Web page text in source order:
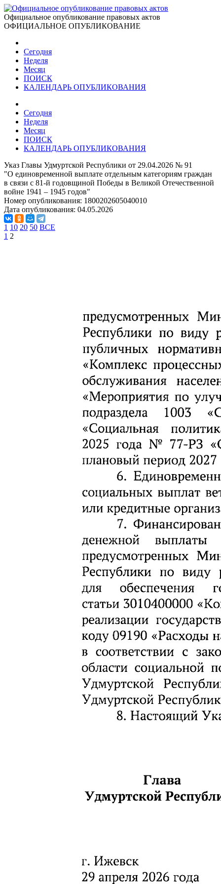
Официальное опубликование правовых актов
ОФИЦИАЛЬНОЕ ОПУБЛИКОВАНИЕ
Сегодня
Неделя
Месяц
ПОИСК
КАЛЕНДАРЬ ОПУБЛИКОВАНИЯ
Сегодня
Неделя
Месяц
ПОИСК
КАЛЕНДАРЬ ОПУБЛИКОВАНИЯ
Указ Главы Удмуртской Республики от 29.04.2026 № 91
"О единовременной выплате отдельным категориям граждан
в связи с 81-й годовщиной Победы в Великой Отечественной
войне 1941 – 1945 годов"
Номер опубликования: 1800202605040010
Дата опубликования: 04.05.2026
1 10 20 50 ВСЕ
1 2